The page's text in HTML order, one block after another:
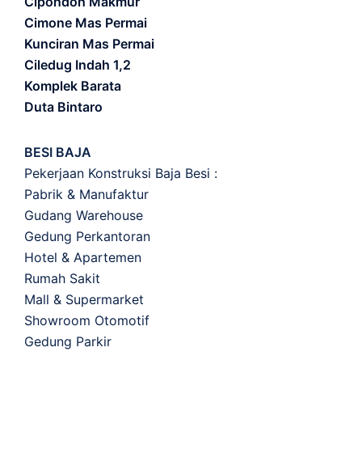
Cimone Mas Permai
Kunciran Mas Permai
Ciledug Indah 1,2
Komplek Barata
Duta Bintaro
BESI BAJA
Pekerjaan Konstruksi Baja Besi :
Pabrik & Manufaktur
Gudang Warehouse
Gedung Perkantoran
Hotel & Apartemen
Rumah Sakit
Mall & Supermarket
Showroom Otomotif
Gedung Parkir